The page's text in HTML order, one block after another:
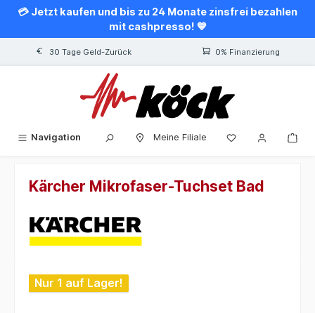
springen
💳 Jetzt kaufen und bis zu 24 Monate zinsfrei bezahlen
mit cashpresso! 💙
30 Tage Geld-Zurück 0% Finanzierung
Navigation Meine Filiale
Kärcher Mikrofaser-Tuchset Bad
Bildergalerie überspringen
Nur 1 auf Lager!